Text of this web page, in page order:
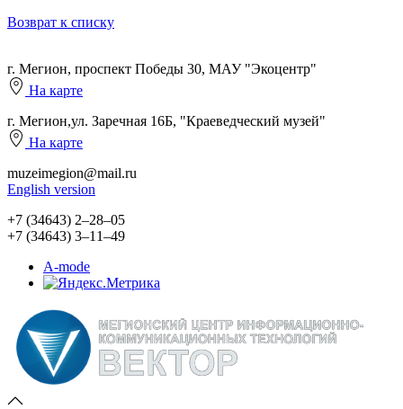
Возврат к списку
г. Мегион, проспект Победы 30, МАУ "Экоцентр"
На карте
г. Мегион,ул. Заречная 16Б, "Краеведческий музей"
На карте
muzeimegion@mail.ru
English version
+7 (34643) 2‒28‒05
+7 (34643) 3‒11‒49
A-mode